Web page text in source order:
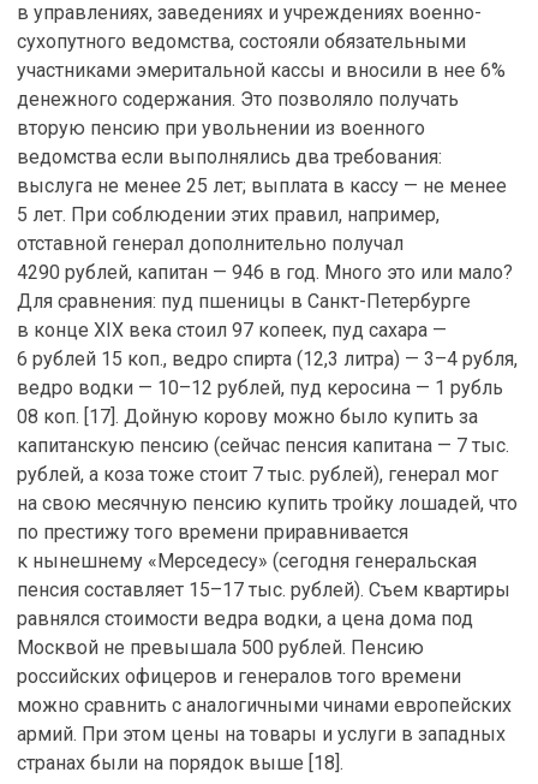
в управлениях, заведениях и учреждениях военно-
сухопутного ведомства, состояли обязательными
участниками эмеритальной кассы и вносили в нее 6%
денежного содержания. Это позволяло получать
вторую пенсию при увольнении из военного
ведомства если выполнялись два требования:
выслуга не менее 25 лет; выплата в кассу — не менее
5 лет. При соблюдении этих правил, например,
отставной генерал дополнительно получал
4290 рублей, капитан — 946 в год. Много это или мало?
Для сравнения: пуд пшеницы в Санкт-Петербурге
в конце XIX века стоил 97 копеек, пуд сахара —
6 рублей 15 коп., ведро спирта (12,3 литра) — 3–4 рубля,
ведро водки — 10–12 рублей, пуд керосина — 1 рубль
08 коп. [17]. Дойную корову можно было купить за
капитанскую пенсию (сейчас пенсия капитана — 7 тыс.
рублей, а коза тоже стоит 7 тыс. рублей), генерал мог
на свою месячную пенсию купить тройку лошадей, что
по престижу того времени приравнивается
к нынешнему «Мерседесу» (сегодня генеральская
пенсия составляет 15–17 тыс. рублей). Съем квартиры
равнялся стоимости ведра водки, а цена дома под
Москвой не превышала 500 рублей. Пенсию
российских офицеров и генералов того времени
можно сравнить с аналогичными чинами европейских
армий. При этом цены на товары и услуги в западных
странах были на порядок выше [18].